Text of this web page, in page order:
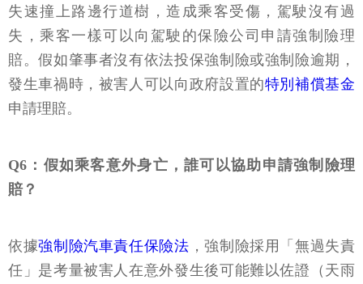
失速撞上路邊行道樹，造成乘客受傷，駕駛沒有過
失，乘客一樣可以向駕駛的保險公司申請強制險理
賠。假如肇事者沒有依法投保強制險或強制險逾期，
發生車禍時，被害人可以向政府設置的特別補償基金
申請理賠。
Q6：假如乘客意外身亡，誰可以協助申請強制險理
賠？
依據強制險汽車責任保險法 ，強制險採用「無過失責
任」是考量被害人在意外發生後可能難以佐證（天雨